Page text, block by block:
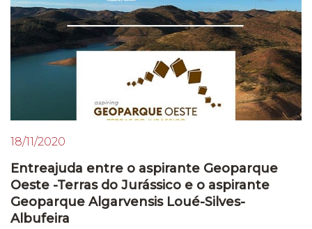
18/11/2020
Entreajuda entre o aspirante Geoparque
Oeste -Terras do Jurássico e o aspirante
Geoparque Algarvensis Loué-Silves-
Albufeira